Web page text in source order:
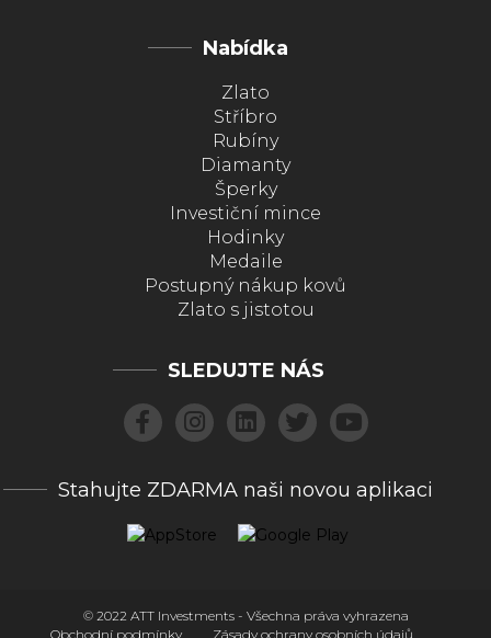
Nabídka
Zlato
Stříbro
Rubíny
Diamanty
Šperky
Investiční mince
Hodinky
Medaile
Postupný nákup kovů
Zlato s jistotou
SLEDUJTE NÁS
Stahujte ZDARMA naši novou aplikaci
© 2022 ATT Investments - Všechna práva vyhrazena
Obchodní podmínky
Zásady ochrany osobních údajů